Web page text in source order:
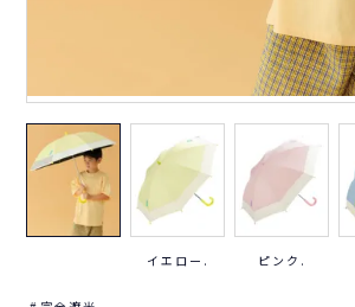
イエロー. ピンク.